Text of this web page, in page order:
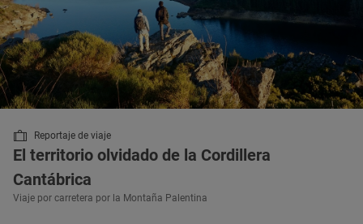
Reportaje de viaje
El territorio olvidado de la Cordillera
Cantábrica
Viaje por carretera por la Montaña Palentina